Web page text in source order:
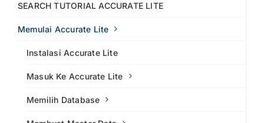
SEARCH TUTORIAL ACCURATE LITE
Memulai Accurate Lite
Instalasi Accurate Lite
Masuk Ke Accurate Lite
Memilih Database